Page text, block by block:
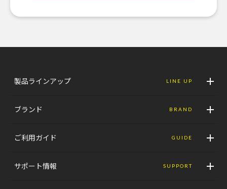
製品ラインアップ LINE UP
ブランド BRAND
ご利用ガイド GUIDE
サポート情報 SUPPORT